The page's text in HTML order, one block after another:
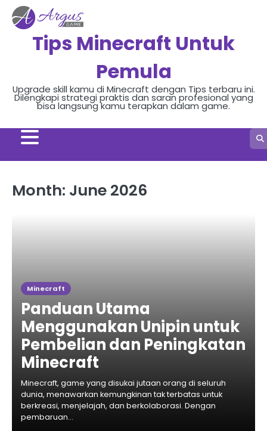
Skip
contentTips Minecraft Untuk
Pemula
Upgrade skill kamu di Minecraft dengan Tips terbaru ini.
Dilengkapi strategi praktis dan saran profesional yang
bisa langsung kamu terapkan dalam game.
Month: June 2026
Minecraft
Panduan Utama
Menggunakan Unipin untuk
Pembelian dan Peningkatan
Minecraft
Minecraft, game yang disukai jutaan orang di seluruh
dunia, menawarkan kemungkinan tak terbatas untuk
berkreasi, menjelajah, dan berkolaborasi. Dengan
pembaruan…